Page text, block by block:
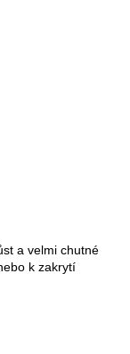
a velmi chutné
k zakrytí